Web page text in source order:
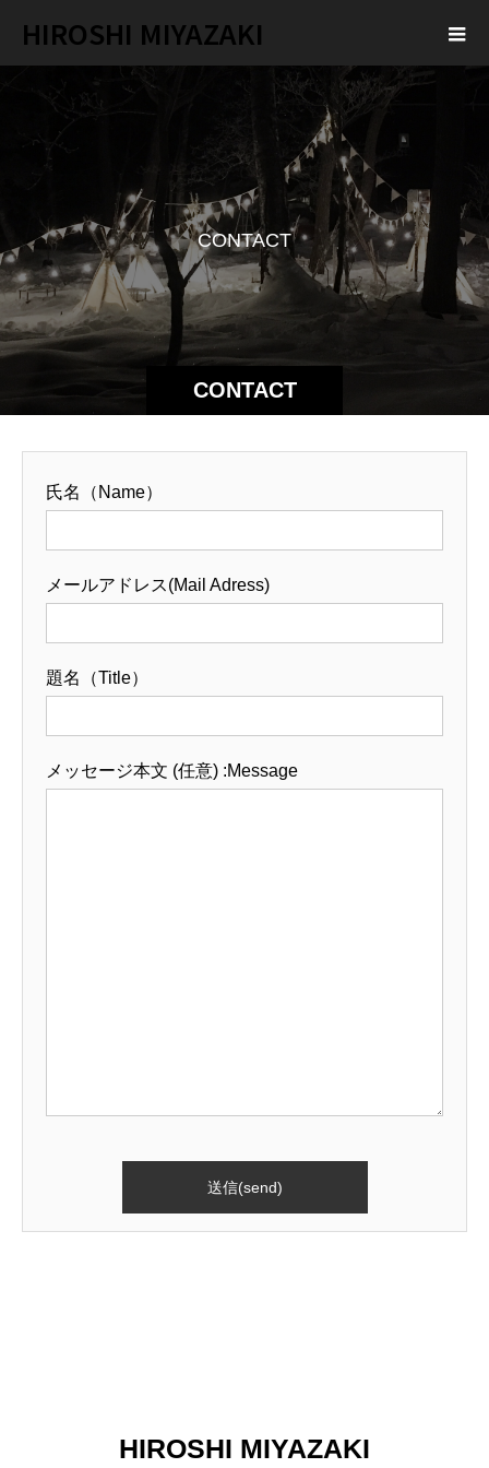
HIROSHI MIYAZAKI
CONTACT
CONTACT
氏名（Name）
メールアドレス(Mail Adress)
題名（Title）
メッセージ本文 (任意) :Message
HIROSHI MIYAZAKI